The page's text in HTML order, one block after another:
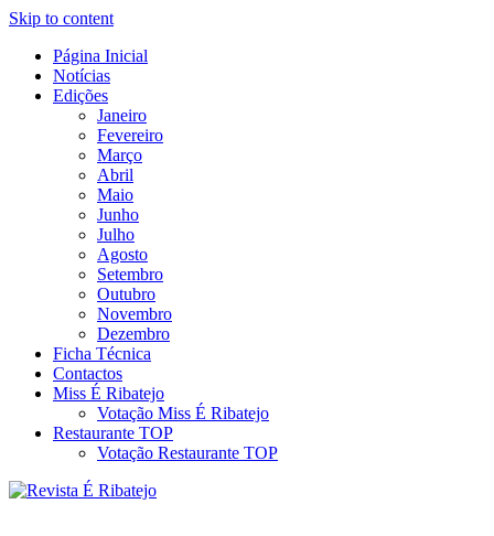
Skip to content
É Ribatejo – Revista Social
Online
Revista Social Online
Página Inicial
Notícias
Edições
Janeiro
Fevereiro
Março
Abril
Maio
Junho
Julho
Agosto
Setembro
Outubro
Novembro
Dezembro
Ficha Técnica
Contactos
Miss É Ribatejo
Votação Miss É Ribatejo
Restaurante TOP
Votação Restaurante TOP